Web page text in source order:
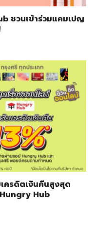
ชวนเข้าร่วมแคมเปญ
ครดิตเงินคืนสูงสุด
Hub